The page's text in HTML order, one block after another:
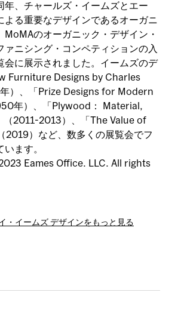
年、チャールズ・イームズとエー
よる重要なデザインであるオーガニ
MoMAのオーガニック・デザイン・
ァニシング・コンペティションの入
会に展示されました。イームズのデ
Furniture Designs by Charles
）、「Prize Designs for Modern
年）、「Plywood： Material,
（2011-2013）、「The Value of
2019）など、数多くの展覧会でフ
ます。
Eames Office. LLC. All rights
・イームズ デザインをもっと見る